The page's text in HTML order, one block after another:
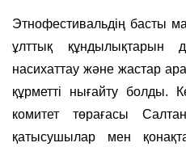
Этнофестивальдің басты
ұлттық құндылықтарын
насихаттау және жастар
құрметті нығайту болды.
комитет төрағасы
қатысушылар мен